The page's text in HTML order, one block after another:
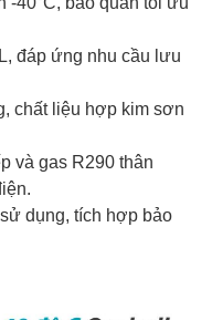
đáp ứng nhu cầu lưu
chất liệu hợp kim sơn
và gas R290 thân
dụng, tích hợp bảo